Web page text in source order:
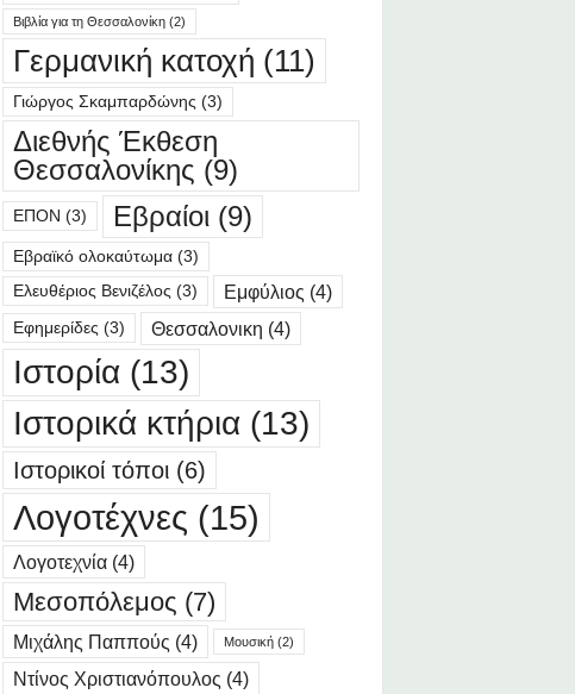
Βιβλία για τη Θεσσαλονίκη(2)
Γερμανική κατοχή (11)
Γιώργος Σκαμπαρδώνης (3)
Διεθνής Έκθεση
Θεσσαλονίκης (9)
ΕΠΟΝ (3) Εβραίοι (9)
Εβραϊκό ολοκαύτωμα(3)
Ελευθέριος Βενιζέλος (3) Εμφύλιος (4)
Εφημερίδες (3) Θεσσαλονικη (4)
Ιστορία(13)
Ιστορικά κτήρια(13)
Ιστορικοί τόποι(6)
Λογοτέχνες (15)
Λογοτεχνία(4)
Μεσοπόλεμος (7)
Μιχάλης Παππούς (4) Μουσική(2)
Ντίνος Χριστιανόπουλος (4)